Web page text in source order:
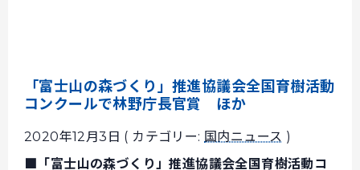
「富士山の森づくり」推進協議会全国育樹活動
コンクールで林野庁長官賞 ほか
2020年12月3日 ( カテゴリー: 国内ニュース )
■「富士山の森づくり」推進協議会全国育樹活動コ